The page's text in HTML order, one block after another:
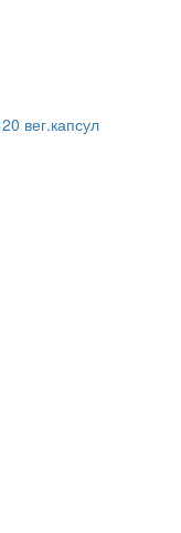
вег.капсул